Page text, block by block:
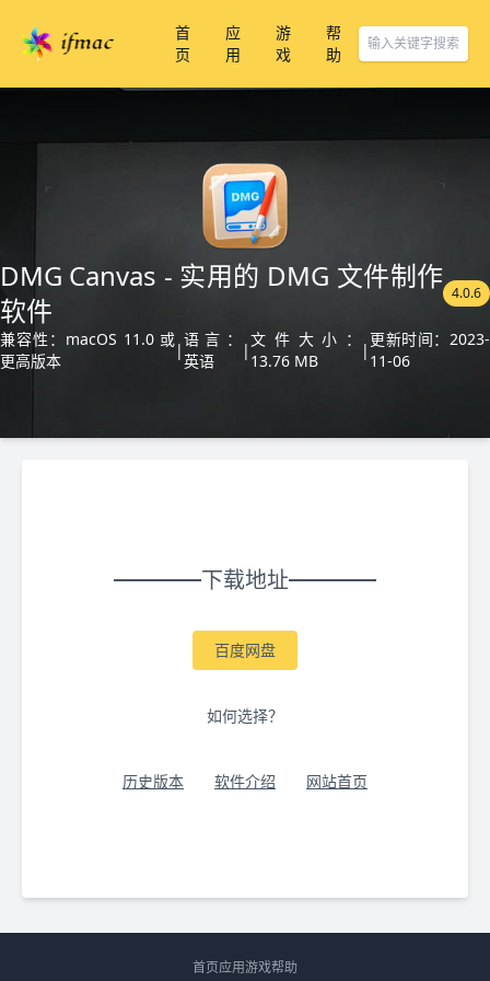
首
页
应
用
游
戏
帮
助
DMG Canvas - 实用的 DMG 文件制作
软件
4.0.6
兼容性：macOS 11.0 或
更高版本
|
语言：
英语
|
文件大小：
13.76 MB
|
更新时间：2023-
11-06
下载地址
百度网盘
如何选择？
历史版本 软件介绍 网站首页
首页应用游戏帮助